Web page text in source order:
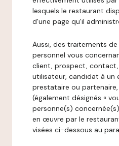
lesquels le restaurant
d'une page qu'il
Aussi, des traitements
personnel vous
client, prospect,
utilisateur, candidat à un
prestataire ou
(également désignés «
personne(s)
en œuvre par le
visées ci-dessous au